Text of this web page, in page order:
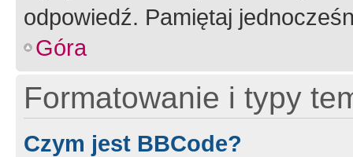
odpowiedź. Pamiętaj
Góra
Formatowanie i typy
Czym jest BBCode?